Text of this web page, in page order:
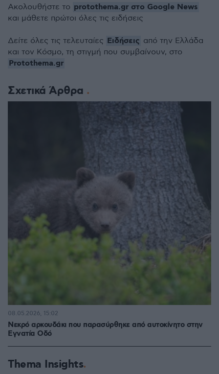
Σχετικά Άρθρα
Νεκρό αρκουδάκι που παρασύρθηκε από αυτοκίνητο στην
Εγνατία Οδό
08.05.2026, 15:02
Thema Insights
Ακολουθήστε το protothema.gr στο Google News
και μάθετε πρώτοι όλες τις ειδήσεις
Δείτε όλες τις τελευταίες Ειδήσεις από την Ελλάδα
και τον Κόσμο, τη στιγμή που συμβαίνουν, στο
Protothema.gr